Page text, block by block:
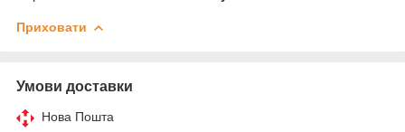
Приховати
Умови доставки
Нова Пошта